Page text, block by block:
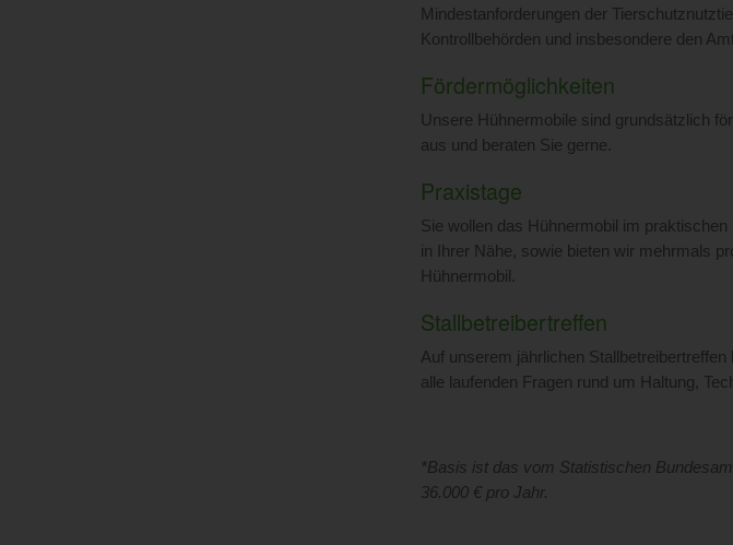
Mindestanforderungen der
Kontrollbehörden und insbesondere den
Fördermöglichkeiten
Unsere Hühnermobile sind grundsätzlich
aus und beraten Sie gerne.
Praxistage
Sie wollen das Hühnermobil im
in Ihrer Nähe, sowie bieten wir mehrmals
Hühnermobil.
Stallbetreibertreffen
Auf unserem jährlichen
alle laufenden Fragen rund um Haltung,
*Basis ist das vom Statistischen
36.000 € pro Jahr.